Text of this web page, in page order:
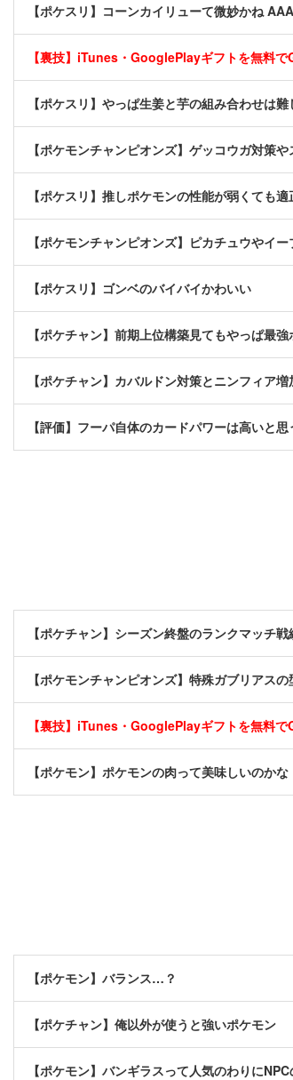
【ポケスリ】コーンカイリューて微妙かね
【裏技】iTunes・GooglePlayギフトを無料
【ポケスリ】やっぱ生姜と芋の組み合わせは
【ポケモンチャンピオンズ】ゲッコウガ対策
【ポケスリ】推しポケモンの性能が弱くても
【ポケモンチャンピオンズ】ピカチュウやイ
【ポケスリ】ゴンベのバイバイかわいい
【ポケチャン】前期上位構築見てもやっぱ最
【ポケチャン】カバルドン対策とニンフィア
【評価】フーパ自体のカードパワーは高いと思
【ポケチャン】シーズン終盤のランクマッチ
【ポケモンチャンピオンズ】特殊ガブリアス
【裏技】iTunes・GooglePlayギフトを無料
【ポケモン】ポケモンの肉って美味しいのかな
【ポケモン】バランス…？
【ポケチャン】俺以外が使うと強いポケモン
【ポケモン】バンギラスって人気のわりに